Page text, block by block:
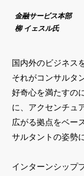
金融サービス本部
柳 イェスル氏
国内外のビジネス
それがコンサルタ
好奇心を満たすの
に、アクセンチュ
広がる拠点をベー
サルタントの姿勢
インターンシップ